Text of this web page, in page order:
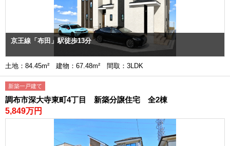
京王線「布田」駅徒歩13分
土地：84.45m² 建物：67.48m² 間取：3LDK
新築一戸建て
調布市深大寺東町4丁目 新築分譲住宅 全2棟
5,849万円